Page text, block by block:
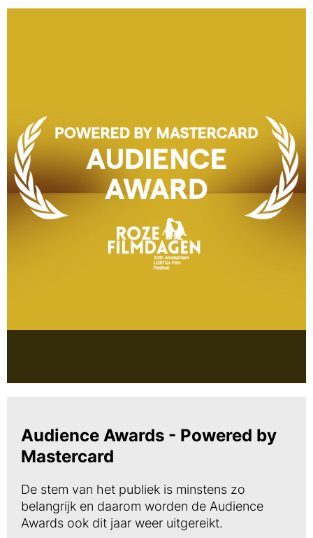
Audience Awards - Powered by
Mastercard
De stem van het publiek is minstens zo
belangrijk en daarom worden de Audience
Awards ook dit jaar weer uitgereikt.